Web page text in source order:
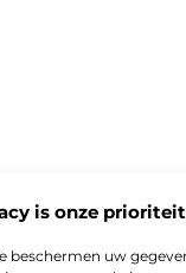
is onze prioriteit
beschermen uw